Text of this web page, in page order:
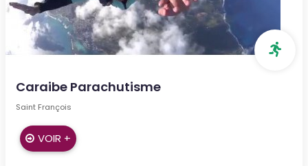
Caraibe Parachutisme
Saint François
VOIR +